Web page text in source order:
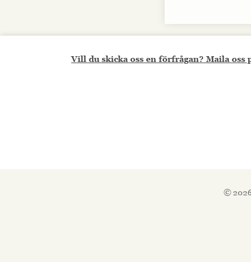
Vill du skicka oss en förfrågan? Maila oss
© 2026